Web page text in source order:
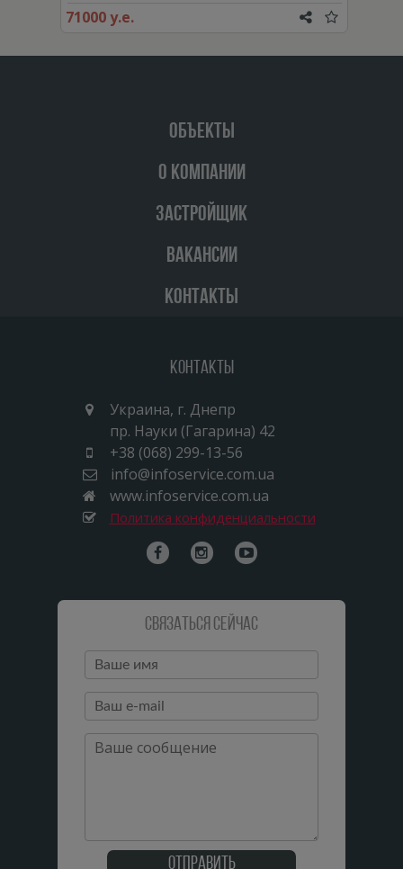
71000 у.е.
ОБЪЕКТЫ
О КОМПАНИИ
ЗАСТРОЙЩИК
ВАКАНСИИ
КОНТАКТЫ
Контакты
Украина, г. Днепр
пр. Науки (Гагарина) 42
+38 (068) 299-13-56
info@infoservice.com.ua
www.infoservice.com.ua
Политика конфиденциальности
Связаться сейчас
Отправить